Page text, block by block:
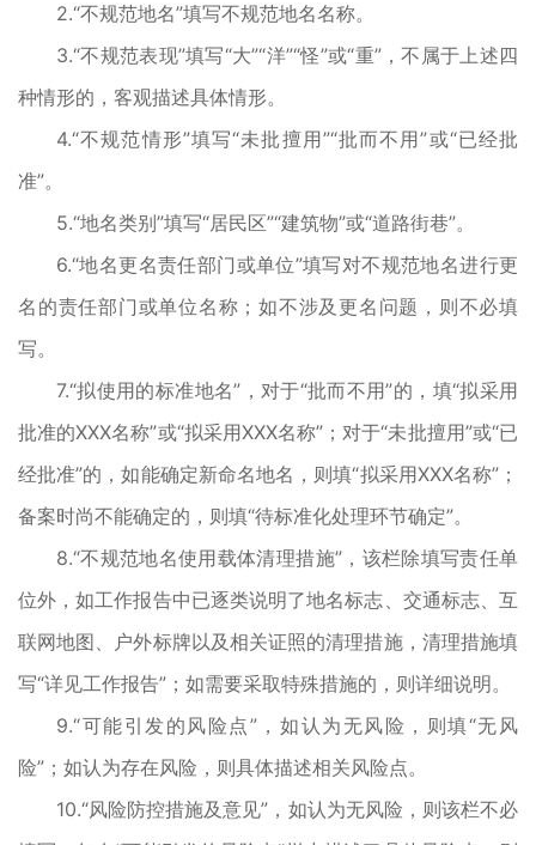
2.“不规范地名”填写不规范地名名称。
3.“不规范表现”填写“大”“洋”“怪”或“重”，不属于上述四
种情形的，客观描述具体情形。
4.“不规范情形”填写“未批擅用”“批而不用”或“已经批
准”。
5.“地名类别”填写“居民区”“建筑物”或“道路街巷”。
6.“地名更名责任部门或单位”填写对不规范地名进行更
名的责任部门或单位名称；如不涉及更名问题，则不必填
写。
7.“拟使用的标准地名”，对于“批而不用”的，填“拟采用
批准的XXX名称”或“拟采用XXX名称”；对于“未批擅用”或“已
经批准”的，如能确定新命名地名，则填“拟采用XXX名称”；
备案时尚不能确定的，则填“待标准化处理环节确定”。
8.“不规范地名使用载体清理措施”，该栏除填写责任单
位外，如工作报告中已逐类说明了地名标志、交通标志、互
联网地图、户外标牌以及相关证照的清理措施，清理措施填
写“详见工作报告”；如需要采取特殊措施的，则详细说明。
9.“可能引发的风险点”，如认为无风险，则填“无风
险”；如认为存在风险，则具体描述相关风险点。
10.“风险防控措施及意见”，如认为无风险，则该栏不必